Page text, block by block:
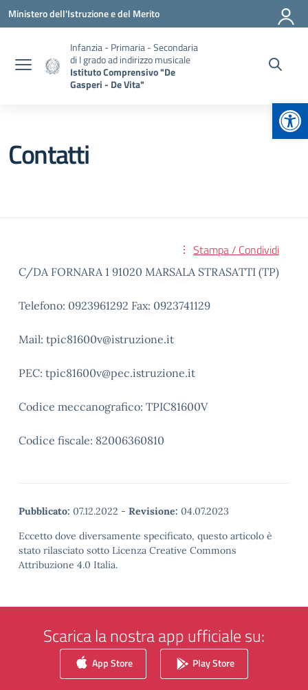
Vai ai contenuti
Vai al menu di navigazione
Vai al footer
Ministero dell'Istruzione e del Merito
Infanzia - Primaria - Secondaria
di I grado ad indirizzo musicale
Istituto Comprensivo "De
Gasperi - De Vita"
Contatti
Stampa / Condividi
C/DA FORNARA 1 91020 MARSALA STRASATTI (TP)
Telefono: 0923961292 Fax: 0923741129
Mail: tpic81600v@istruzione.it
PEC: tpic81600v@pec.istruzione.it
Codice meccanografico: TPIC81600V
Codice fiscale: 82006360810
Pubblicato: 07.12.2022 - Revisione: 04.07.2023
Eccetto dove diversamente specificato, questo articolo è
stato rilasciato sotto Licenza Creative Commons
Attribuzione 4.0 Italia.
Scarica la nostra app ufficiale su:
App Store Play Store